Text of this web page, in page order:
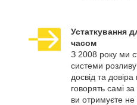
Устаткування
часом
З 2008 року ми
системи
досвід та
говорять самі
ви отримуєте